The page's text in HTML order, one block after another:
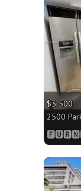
$3 500
2500
More